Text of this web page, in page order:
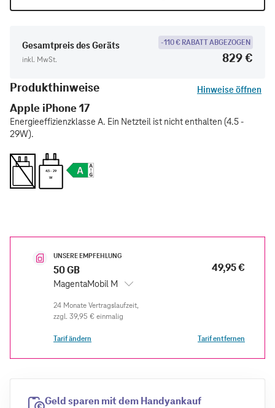
Gesamtpreis des Geräts
inkl. MwSt.
-110 € RABATT ABGEZOGEN
829 €
Produkthinweise
Hinweise öffnen
Apple iPhone 17
Energieeffizienzklasse A. Ein Netzteil ist nicht enthalten (4.5 -
29W).
4.5 - 29
W
UNSERE EMPFEHLUNG
50 GB
MagentaMobil M
49,95 €
zzgl. 39,95 € einmalig
Tarif ändern Tarif entfernen
Geld sparen mit dem Handyankauf